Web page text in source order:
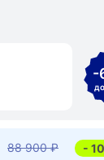
-
88 900 ₽ -